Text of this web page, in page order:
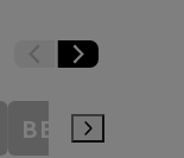
BE3 BE4